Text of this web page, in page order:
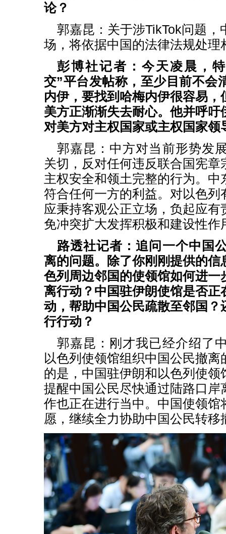
论？
郭嘉昆：关于涉TikTok问题，
场，将依据中国的法律法规处理
彭博社记者：今天凌晨，
交”平台发帖称，至少目前不会
内伊，要找到哈梅内伊很容易
美方正渐渐失去耐心。他并呼吁
对美方对主权国家或主权国家领
郭嘉昆：中方对当前形势发
关切，反对任何违反联合国宪
主权安全和领土完整的行为。中
符合任何一方的利益。对以色列
应秉持客观公正立场，负起应
免冲突扩大发挥积极和建设性作
路透社记者：追问一个中国
离的问题。除了你刚刚提供的信
色列周边邻国的使领馆如何进一
离行动？中国驻伊朗使馆是否正
动，帮助中国公民疏散至邻国？
行行动？
郭嘉昆：刚才我已经介绍了
以色列使领馆组织中国公民撤
的是，中国驻伊朗和以色列使领
提醒中国公民尽快通过陆路口岸
作也正在进行当中。中国使领馆
愿，继续全力协助中国公民转移